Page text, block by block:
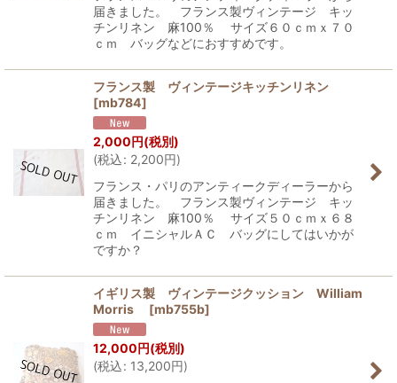
届きました。 フランス製ヴィンテージ キッ
チンリネン 麻100％ サイズ６０ｃｍｘ７０
ｃｍ バッグなどにおすすめです。
フランス製 ヴィンテージキッチンリネン
[mb784]
2,000円(税別)
(税込: 2,200円)
フランス・パリのアンティークディーラーから
届きました。 フランス製ヴィンテージ キッ
チンリネン 麻100％ サイズ５０ｃｍｘ６８
ｃｍ イニシャルＡＣ バッグにしてはいかが
ですか？
イギリス製 ヴィンテージクッション William
Morris
[mb755b]
12,000円(税別)
(税込: 13,200円)